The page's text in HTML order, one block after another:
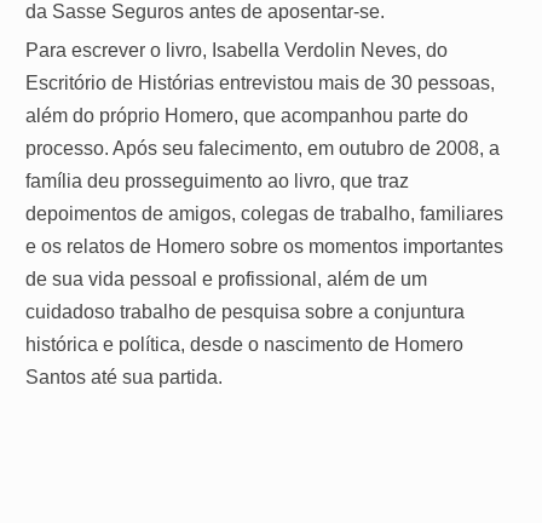
da Sasse Seguros antes de aposentar-se.
Para escrever o livro, Isabella Verdolin Neves, do
Escritório de Histórias entrevistou mais de 30 pessoas,
além do próprio Homero, que acompanhou parte do
processo. Após seu falecimento, em outubro de 2008, a
família deu prosseguimento ao livro, que traz
depoimentos de amigos, colegas de trabalho, familiares
e os relatos de Homero sobre os momentos importantes
de sua vida pessoal e profissional, além de um
cuidadoso trabalho de pesquisa sobre a conjuntura
histórica e política, desde o nascimento de Homero
Santos até sua partida.